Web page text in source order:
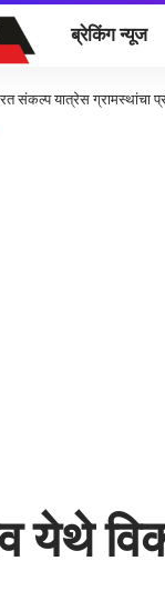
ब्रेकिंग न्यूज
संकल्प यात्रेस ग्रामस्थांचा
येथे